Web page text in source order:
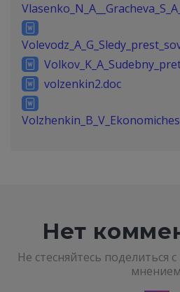
volzenkin2.doc
Нет
Не стесняйтесь